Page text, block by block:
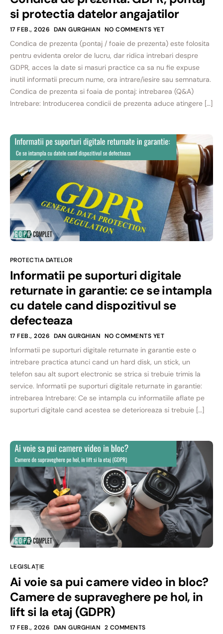
si protectia datelor angajatilor
17 FEB., 2026 DAN GURGHIAN NO COMMENTS YET
Condica de prezenta (pontaj / foaie de prezenta) este folosita
pentru evidenta orelor de lucru, dar ridica intrebari despre
GDPR, acces la date si masuri practice ca sa nu fie expuse
inutil informatii precum nume, ora intrare/iesire sau semnatura.
Condica de prezenta si foaia de pontaj: intrebarea (Q&A)
Intrebare: Introducerea condicii de prezenta aduce atingere […]
PROTECTIA DATELOR
Informatii pe suporturi digitale
returnate in garantie: ce se intampla
cu datele cand dispozitivul se
defecteaza
17 FEB., 2026 DAN GURGHIAN NO COMMENTS YET
Informatii pe suporturi digitale returnate in garantie este o
intrebare practica atunci cand un hard disk, un stick, un
telefon sau alt suport electronic se strica si trebuie trimis la
service. Informatii pe suporturi digitale returnate in garantie:
intrebarea Intrebare: Ce se intampla cu informatiile aflate pe
suporturi digitale cand acestea se deterioreaza si trebuie […]
LEGISLAȚIE
Ai voie sa pui camere video in bloc?
Camere de supraveghere pe hol, in
lift si la etaj (GDPR)
17 FEB., 2026 DAN GURGHIAN 2 COMMENTS